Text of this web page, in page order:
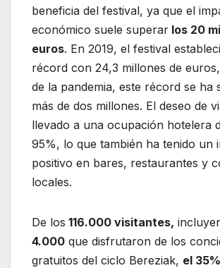
beneficia del festival, ya que el
económico suele superar los 20
euros. En 2019, el festival
récord con 24,3 millones de
de la pandemia, este récord se ha
más de dos millones. El deseo de
llevado a una ocupación hotelera
95%, lo que también ha tenido un
positivo en bares, restaurantes y
locales.
De los 116.000 visitantes,
4.000 que disfrutaron de los
gratuitos del ciclo Bereziak, el 35%